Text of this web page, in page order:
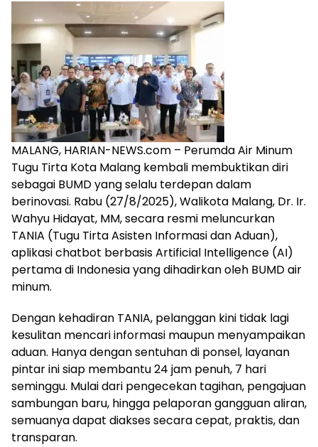
MALANG, HARIAN-NEWS.com – Perumda Air Minum
Tugu Tirta Kota Malang kembali membuktikan diri
sebagai BUMD yang selalu terdepan dalam
berinovasi. Rabu (27/8/2025), Walikota Malang, Dr. Ir.
Wahyu Hidayat, MM, secara resmi meluncurkan
TANIA (Tugu Tirta Asisten Informasi dan Aduan),
aplikasi chatbot berbasis Artificial Intelligence (AI)
pertama di Indonesia yang dihadirkan oleh BUMD air
minum.
Dengan kehadiran TANIA, pelanggan kini tidak lagi
kesulitan mencari informasi maupun menyampaikan
aduan. Hanya dengan sentuhan di ponsel, layanan
pintar ini siap membantu 24 jam penuh, 7 hari
seminggu. Mulai dari pengecekan tagihan, pengajuan
sambungan baru, hingga pelaporan gangguan aliran,
semuanya dapat diakses secara cepat, praktis, dan
transparan.